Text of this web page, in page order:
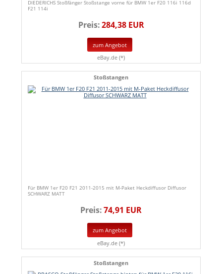
DIEDERICHS Stoßfänger Stoßstange vorne für BMW 1er F20 116i 116d
F21 114i
Preis:284,38 EUR
zum Angebot
eBay.de (*)
Stoßstangen
Für BMW 1er F20 F21 2011-2015 mit M-Paket Heckdiffusor Diffusor
SCHWARZ MATT
Preis:74,91 EUR
zum Angebot
eBay.de (*)
Stoßstangen